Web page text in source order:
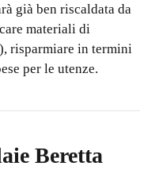
già ben riscaldata da
materiali di
risparmiare in termini
per le utenze.
Beretta